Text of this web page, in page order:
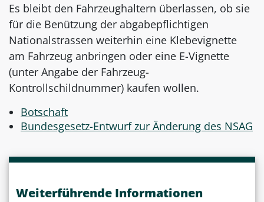
Es bleibt den Fahrzeughaltern überlassen, ob sie
für die Benützung der abgabepflichtigen
Nationalstrassen weiterhin eine Klebevignette
am Fahrzeug anbringen oder eine E-Vignette
(unter Angabe der Fahrzeug-
Kontrollschildnummer) kaufen wollen.
Botschaft
Bundesgesetz-Entwurf zur Änderung des NSAG
Weiterführende Informationen